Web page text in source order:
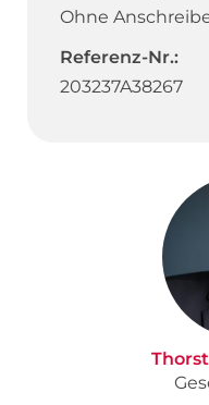
Ohne
Referenz-Nr.:
203237A38267